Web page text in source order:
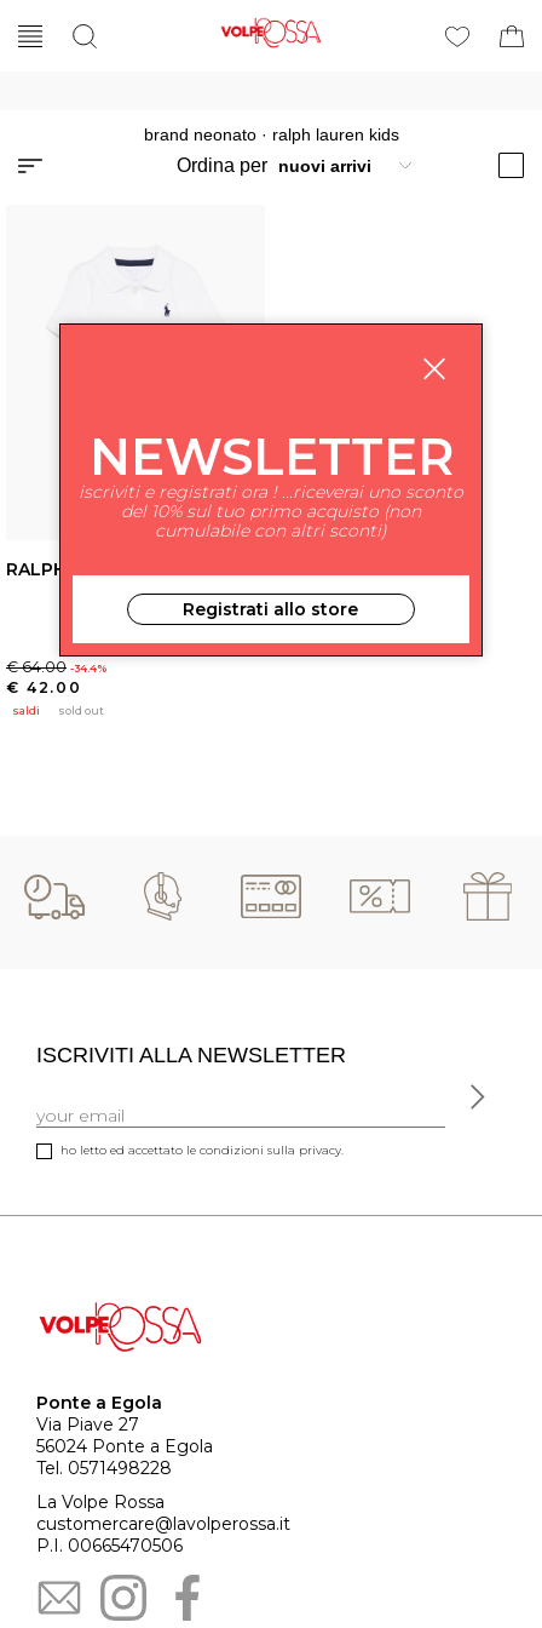
brand neonato· ralph lauren kids
Ordina per
RALPH LAUREN KIDS
€ 64.00 -34.4%
€ 42.00
saldi sold out
ISCRIVITI ALLA NEWSLETTER
ho letto ed accettato le condizioni sulla privacy.
Ponte a Egola
Via Piave 27
56024 Ponte a Egola
Tel. 0571498228
La Volpe Rossa
customercare@lavolperossa.it
P.I. 00665470506
NEWSLETTER
iscriviti e registrati ora ! ...riceverai uno sconto
del 10% sul tuo primo acquisto (non
cumulabile con altri sconti)
Registrati allo store